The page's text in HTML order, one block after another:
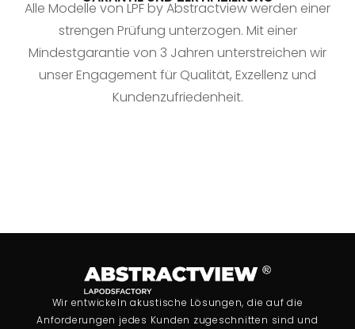
Alle Modelle von LPF by Abstractview werden einer
strengen Prüfung unterzogen. Mit einer
Mindestgarantie von 3 Jahren unterstreichen wir
unser Engagement für Qualität, Exzellenz und
Kundenzufriedenheit.
Wir entwickeln akustische Lösungen, die auf die
Anforderungen jedes Kunden zugeschnitten sind und